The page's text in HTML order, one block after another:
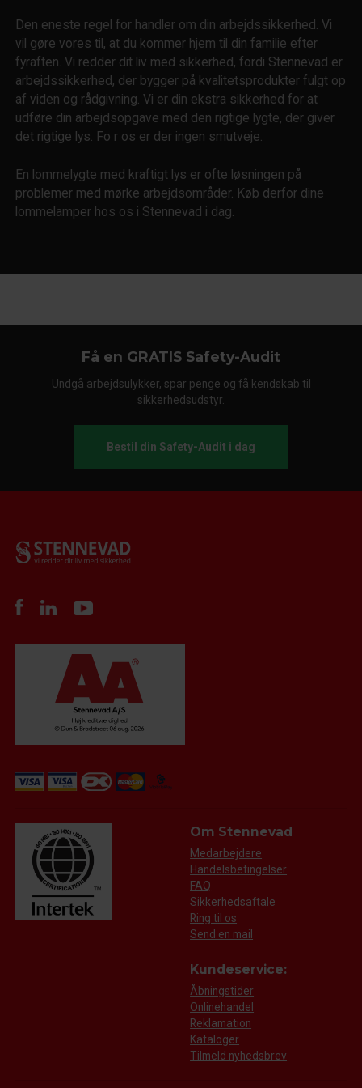
Den eneste regel for handler om din arbejdssikkerhed. Vi
vil gøre vores til, at du kommer hjem til din familie efter
fyraften. Vi redder dit liv med sikkerhed, fordi Stennevad er
arbejdssikkerhed, der bygger på kvalitetsprodukter fulgt op
af viden og rådgivning. Vi er din ekstra sikkerhed for at
udføre din arbejdsopgave med den rigtige lygte, der giver
det rigtige lys. Fo r os er der ingen smutveje.
En lommelygte med kraftigt lys er ofte løsningen på
problemer med mørke arbejdsområder. Køb derfor dine
lommelamper hos os i Stennevad i dag.
Få en GRATIS Safety-Audit
Undgå arbejdsulykker, spar penge og få kendskab til
sikkerhedsudstyr.
Bestil din Safety-Audit i dag
Om Stennevad
Medarbejdere
Handelsbetingelser
FAQ
Sikkerhedsaftale
Ring til os
Send en mail
Kundeservice:
Åbningstider
Onlinehandel
Reklamation
Kataloger
Tilmeld nyhedsbrev